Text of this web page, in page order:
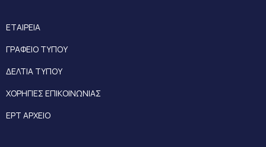
ΕΤΑΙΡΕΙΑ
ΓΡΑΦΕΙΟ ΤΥΠΟΥ
ΔΕΛΤΙΑ ΤΥΠΟΥ
ΧΟΡΗΓΙΕΣ ΕΠΙΚΟΙΝΩΝΙΑΣ
ΕΡΤ ΑΡΧΕΙΟ